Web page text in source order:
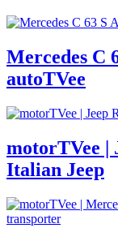
Mercedes C
autoTVee
motorTVee |
Italian Jeep